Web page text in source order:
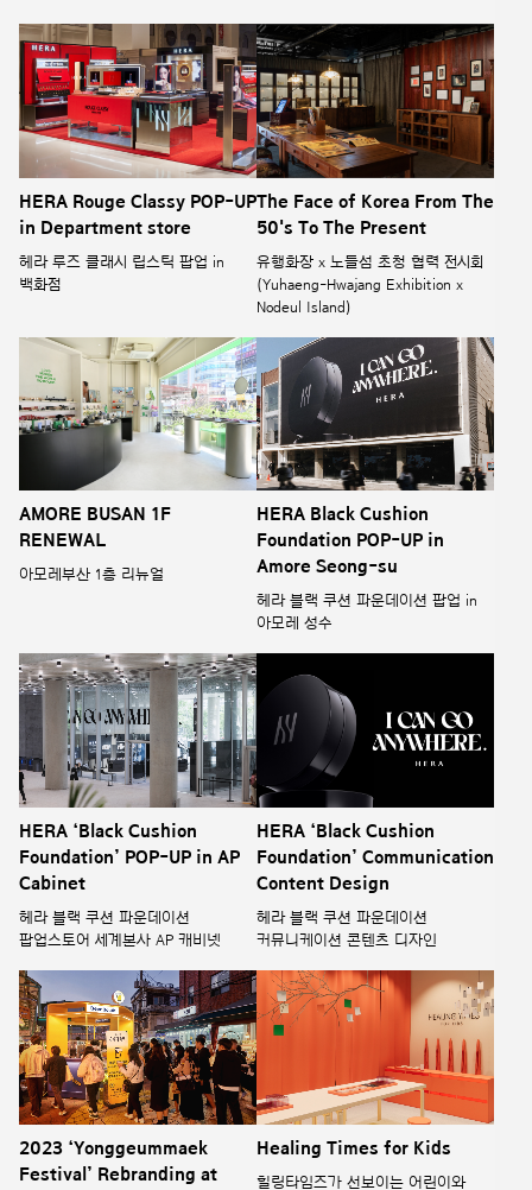
HERA Rouge Classy POP-UP
in Department store
헤라 루즈 클래시 립스틱 팝업 in
백화점
The Face of Korea From The
50's To The Present
유행화장 x 노들섬 초청 협력 전시회
(Yuhaeng-Hwajang Exhibition x
Nodeul Island)
AMORE BUSAN 1F
RENEWAL
아모레부산 1층 리뉴얼
HERA Black Cushion
Foundation POP-UP in
Amore Seong-su
헤라 블랙 쿠션 파운데이션 팝업 in
아모레 성수
HERA ‘Black Cushion
Foundation’ POP-UP in AP
Cabinet
헤라 블랙 쿠션 파운데이션
팝업스토어 세계본사 AP 캐비넷
HERA ‘Black Cushion
Foundation’ Communication
Content Design
헤라 블랙 쿠션 파운데이션
커뮤니케이션 콘텐츠 디자인
2023 ‘Yonggeummaek
Festival’ Rebranding at
Healing Times for Kids
힐링타임즈가 선보이는 어린이와